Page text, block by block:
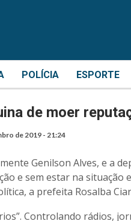
POLÍCIA ESPORTE
de moer
de 2019 - 21:24
Genilson Alves, e a
e sem estar na
a prefeita Rosalba
Controlando rádios,